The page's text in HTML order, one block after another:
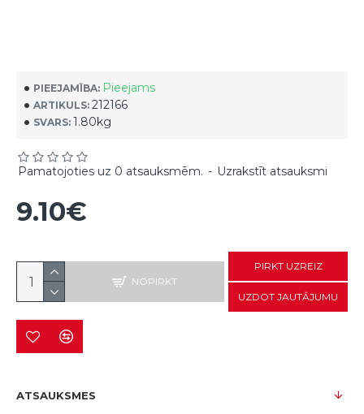
PIEEJAMĪBA: Pieejams
ARTIKULS: 212166
SVARS: 1.80kg
Pamatojoties uz 0 atsauksmēm. - Uzrakstīt atsauksmi
9.10€
NOPIRKT
PIRKT UZREIZ
UZDOT JAUTĀJUMU
ATSAUKSMES